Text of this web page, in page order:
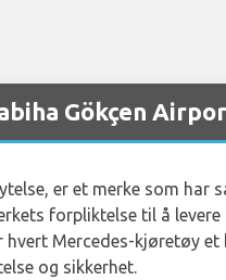
Gökçen
er et merke som
forpliktelse til å
Mercedes-kjøretøy et
og sikkerhet.